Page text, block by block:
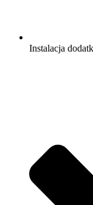
Instalacja